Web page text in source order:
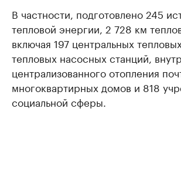
В частности, подготовлено 245
тепловой энергии, 2 728 км
включая 197 центральных
тепловых насосных станций,
централизованного отопления
многоквартирных домов и 818
социальной сферы.